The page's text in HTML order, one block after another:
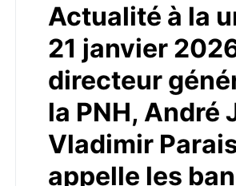
Actualité à la
21 janvier
directeur
la PNH, André
Vladimir
appelle les